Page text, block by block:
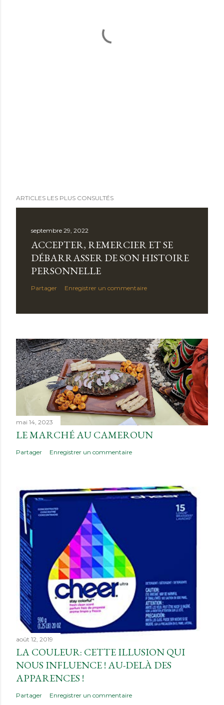
ARTICLES LES PLUS CONSULTÉS
septembre 29, 2022
ACCEPTER, REMERCIER ET SE
DÉBARRASSER DE SON HISTOIRE
PERSONNELLE
Partager Enregistrer un commentaire
mai 14, 2023
LE MARCHÉ AU CAMEROUN
Partager Enregistrer un commentaire
août 12, 2019
LA COULEUR: CETTE ILLUSION QUI
NOUS INFLUENCE ! AU-DELÀ DES
APPARENCES !
Partager Enregistrer un commentaire